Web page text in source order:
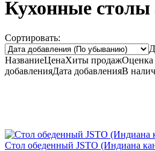
Кухонные
Сортировать:
НазваниеЦенаХиты продажОценка
добавленияДата добавленияВ
Стол обеденный JSTO (Индиана